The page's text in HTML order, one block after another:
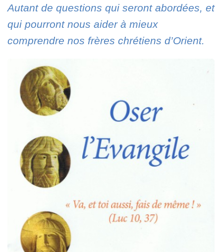
Autant de questions qui seront abordées, et
qui pourront nous aider à mieux
comprendre nos frères chrétiens d’Orient.